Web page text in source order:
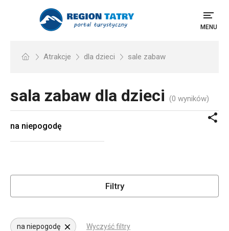
MENU
Atrakcje dla dzieci sale zabaw
sala zabaw dla dzieci (0 wyników)
na niepogodę
Filtry
na niepogodę Wyczyść filtry